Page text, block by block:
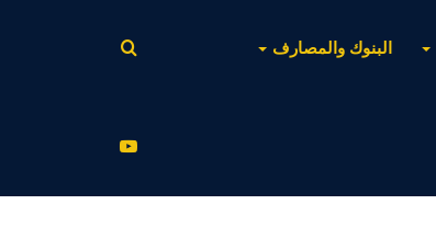
البنوك والمصارف
عن